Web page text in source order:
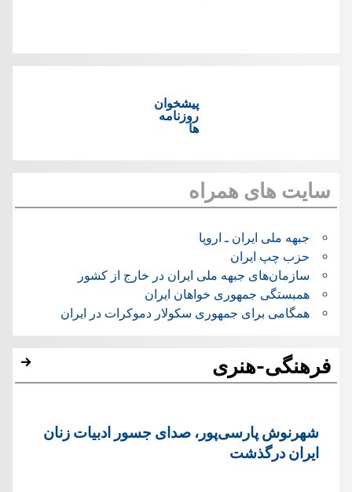
پیشخوان
روزنامه
ها
سایت های همراه
جبهه ملی ایران ـ اروپا
حزب چپ ایران
سازمان‌های جبهه ملی ایران در خارج از کشور
همبستگی جمهوری خواهان ایران
همگامی برای جمهوری سکولار دموکرات در ایران
فرهنگی-هنری
شهرنوش پارسی‌پور، صدای جسور ادبیات زنان
ایران درگذشت